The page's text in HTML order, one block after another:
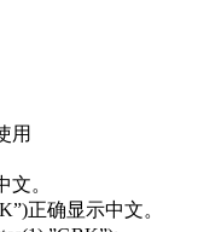
用
。
正确显示中文。